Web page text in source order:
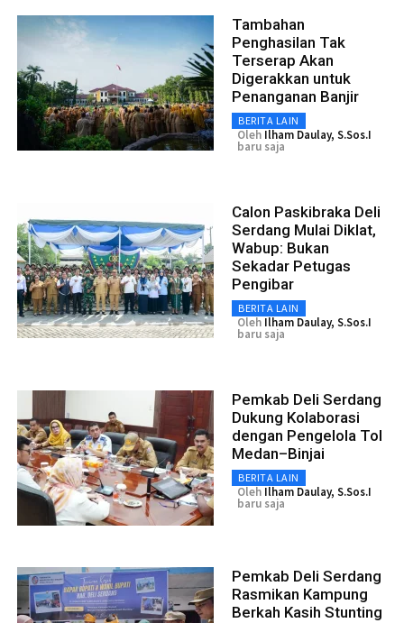
Tambahan
Penghasilan Tak
Terserap Akan
Digerakkan untuk
Penanganan Banjir
BERITA LAIN
Oleh Ilham Daulay, S.Sos.I
baru saja
Calon Paskibraka Deli
Serdang Mulai Diklat,
Wabup: Bukan
Sekadar Petugas
Pengibar
BERITA LAIN
Oleh Ilham Daulay, S.Sos.I
baru saja
Pemkab Deli Serdang
Dukung Kolaborasi
dengan Pengelola Tol
Medan–Binjai
BERITA LAIN
Oleh Ilham Daulay, S.Sos.I
baru saja
Pemkab Deli Serdang
Rasmikan Kampung
Berkah Kasih Stunting